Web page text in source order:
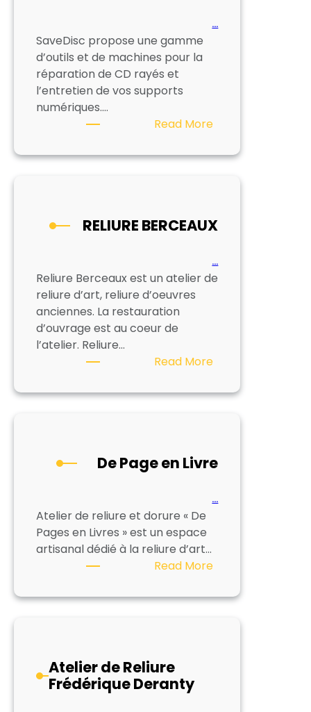
…
SaveDisc propose une gamme
d’outils et de machines pour la
réparation de CD rayés et
l’entretien de vos supports
numériques.…
Read More:
DISC
RELIURE BERCEAUX
…
Reliure Berceaux est un atelier de
reliure d’art, reliure d’oeuvres
anciennes. La restauration
d’ouvrage est au coeur de
l’atelier. Reliure…
Read More:
BERCEAUX
De Page en Livre
…
Atelier de reliure et dorure « De
Pages en Livres » est un espace
artisanal dédié à la reliure d’art…
Read More:
Page
Atelier de Reliure
Frédérique Deranty